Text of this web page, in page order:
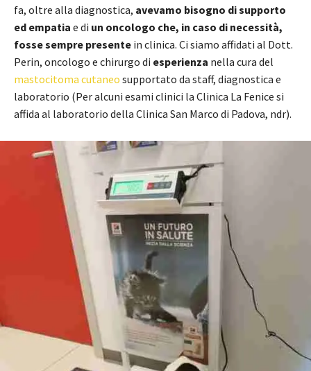
fa, oltre alla diagnostica, avevamo bisogno di supporto
ed empatia e di un oncologo che, in caso di necessità,
fosse sempre presente in clinica. Ci siamo affidati al Dott.
Perin, oncologo e chirurgo di esperienza nella cura del
mastocitoma cutaneo supportato da staff, diagnostica e
laboratorio (Per alcuni esami clinici la Clinica La Fenice si
affida al laboratorio della Clinica San Marco di Padova, ndr).